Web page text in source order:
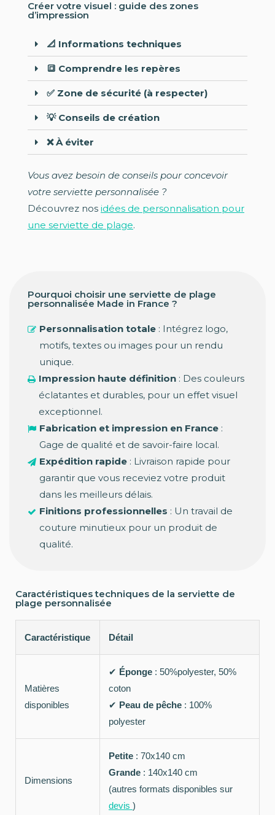
Créer votre visuel : guide des zones
d’impression
📐 Informations techniques
🔳 Comprendre les repères
✅ Zone de sécurité (à respecter)
💡 Conseils de création
❌ À éviter
Vous avez besoin de conseils pour concevoir
votre serviette personnalisée ?
Découvrez nos idées de personnalisation pour
une serviette de plage.
Pourquoi choisir une serviette de plage
personnalisée Made in France ?
Personnalisation totale : Intégrez logo,
motifs, textes ou images pour un rendu
unique.
Impression haute définition : Des couleurs
éclatantes et durables, pour un effet visuel
exceptionnel.
Fabrication et impression en France :
Gage de qualité et de savoir-faire local.
Expédition rapide : Livraison rapide pour
garantir que vous receviez votre produit
dans les meilleurs délais.
Finitions professionnelles : Un travail de
couture minutieux pour un produit de
qualité.
Caractéristiques techniques de la serviette de
plage personnalisée
Caractéristique Détail
Matières
disponibles
✔ Éponge : 50%polyester, 50%
coton
✔ Peau de pêche : 100%
polyester
Dimensions
Petite : 70x140 cm
Grande : 140x140 cm
(autres formats disponibles sur
devis )